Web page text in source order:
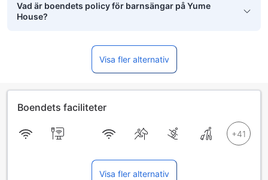
Vad är boendets policy för barnsängar på Yume
House?
Visa fler alternativ
Boendets faciliteter
Visa fler alternativ